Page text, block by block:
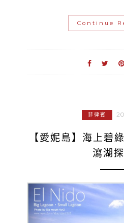
Continue
菲律賓
【愛妮島】海上
瀉湖